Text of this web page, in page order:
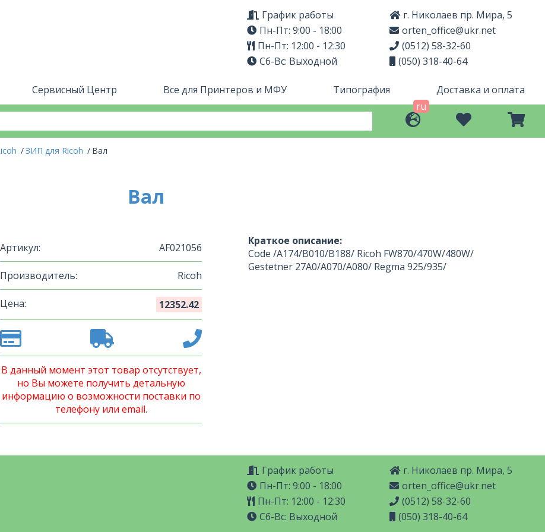
График работы
Пн-Пт: 9:00 - 18:00
Пн-Пт: 12:00 - 12:30
Сб-Вс: Выходной
г. Николаев пр. Мира, 5
orten_office@ukr.net
(0512) 58-32-60
(050) 318-40-64
Сервисный Центр Все для Принтеров и МФУ Типография
Доставка и оплата
ru
ЗИП для Ricoh Вал
Вал
Артикул: AF021056
Производитель: Ricoh
Цена: 12352.42
В данный момент этот товар отсутствует,
но Вы можете получить детальную
информацию о возможности поставки по
телефону или email.
Краткое описание:
Code /A174/B010/B188/ Ricoh FW870/470W/480W/
Gestetner 27A0/A070/A080/ Regma 925/935/
График работы
Пн-Пт: 9:00 - 18:00
Пн-Пт: 12:00 - 12:30
Сб-Вс: Выходной
г. Николаев пр. Мира, 5
orten_office@ukr.net
(0512) 58-32-60
(050) 318-40-64